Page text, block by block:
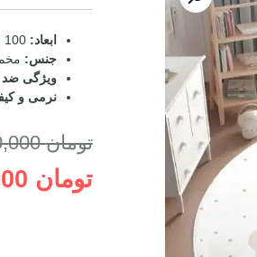
ابعاد: 100 | 120 | 140 | 150 | 200
جنس:
ویژگی
نرمی و
تومان3,500,000
تومان